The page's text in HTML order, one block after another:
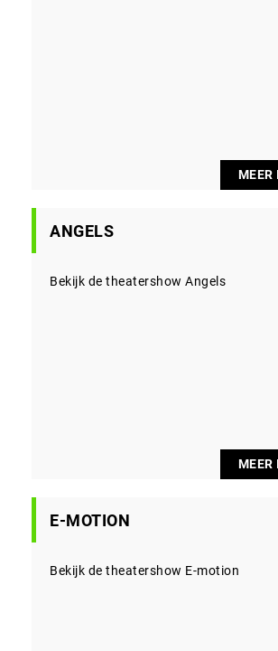
MEER
ANGELS
Bekijk de theatershow Angels
MEER
E-MOTION
Bekijk de theatershow E-motion